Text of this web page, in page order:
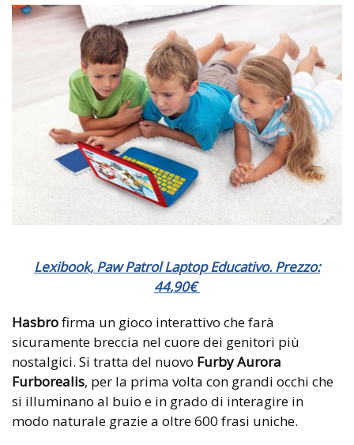
Lexibook, Paw Patrol Laptop Educativo. Prezzo:
44,90€
Hasbrofirma un gioco interattivo che farà
sicuramente breccia nel cuore dei genitori più
nostalgici. Si tratta del nuovo Furby Aurora
Furborealis, per la prima volta con grandi occhi che
si illuminano al buio e in grado di interagire in
modo naturale grazie a oltre 600 frasi uniche.